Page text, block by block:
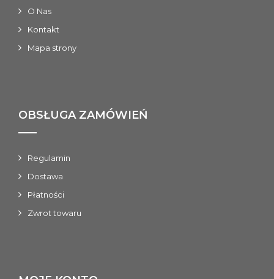
O Nas
Kontakt
Mapa strony
OBSŁUGA ZAMÓWIEŃ
Regulamin
Dostawa
Płatności
Zwrot towaru